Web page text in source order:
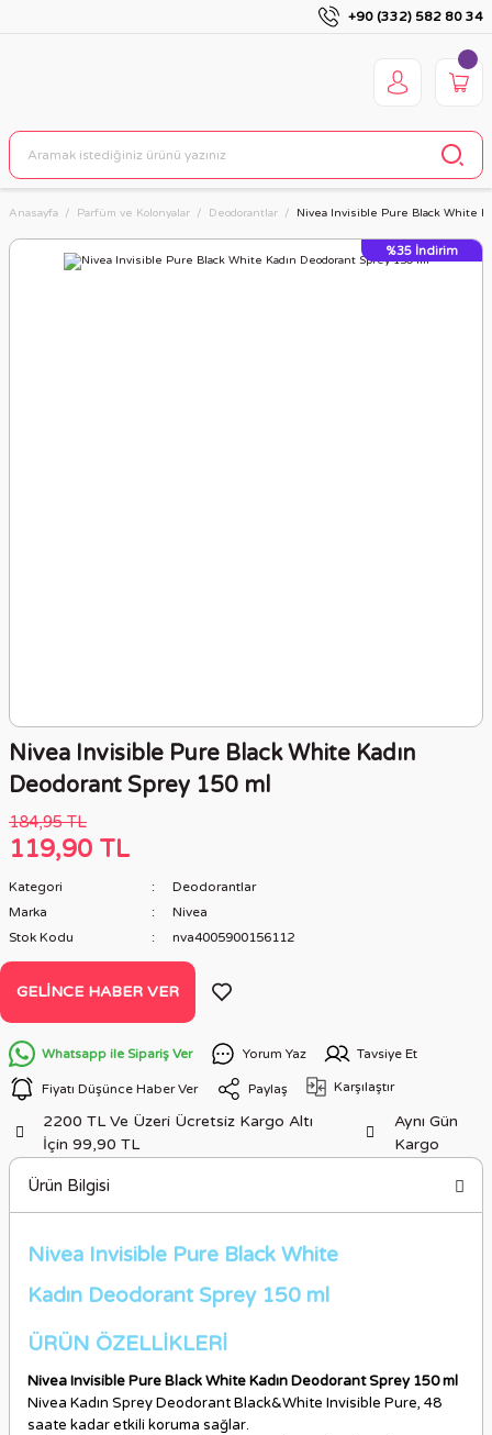
+90 (332) 582 80 34
Anasayfa Parfüm ve Kolonyalar Deodorantlar Nivea Invisible Pure Black White
%35 İndirim
Nivea Invisible Pure Black White Kadın
Deodorant Sprey 150 ml
184,95 TL
119,90 TL
Kategori
Deodorantlar
Marka
Nivea
Stok Kodu
nva4005900156112
GELINCE HABER VER
Whatsapp ile Sipariş Ver Yorum Yaz Tavsiye Et
Fiyatı Düşünce Haber Ver Paylaş Karşılaştır
2200 TL Ve Üzeri Ücretsiz Kargo Altı
İçin 99,90 TL
Aynı Gün
Kargo
Ürün Bilgisi
Nivea Invisible Pure Black White
Kadın Deodorant Sprey 150 ml
ÜRÜN ÖZELLİKLERİ
Nivea Invisible Pure Black White Kadın Deodorant Sprey 150 ml
Nivea Kadın Sprey Deodorant Black&White Invisible Pure, 48
saate kadar etkili koruma sağlar.